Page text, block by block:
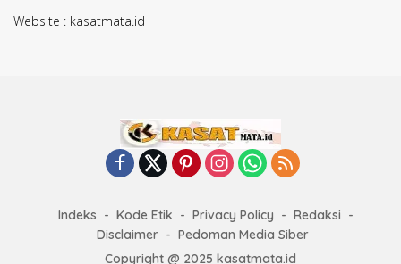
Website : kasatmata.id
Indeks Kode Etik Privacy Policy
Redaksi
Disclaimer
Pedoman Media Siber
Copyright @ 2025 kasatmata.id